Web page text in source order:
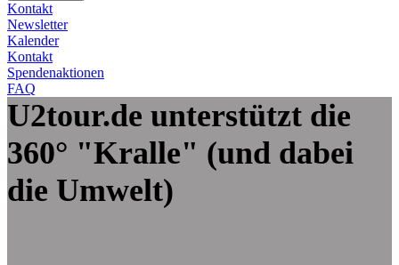
Kontakt
Newsletter
Kalender
Kontakt
Spendenaktionen
FAQ
Zum Hauptinhalt springen
U2tour.de unterstützt die
360° "Kralle" (und dabei
die Umwelt)